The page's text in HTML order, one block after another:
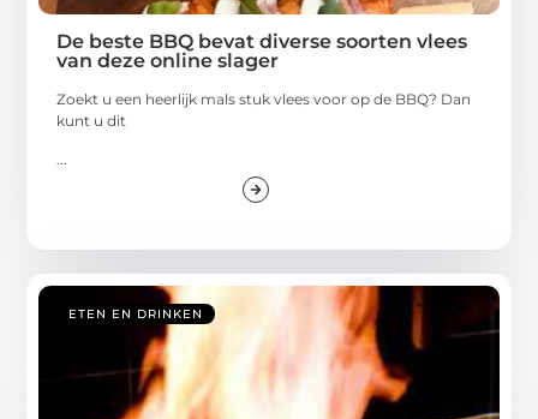
De beste BBQ bevat diverse soorten vlees
van deze online slager
Zoekt u een heerlijk mals stuk vlees voor op de BBQ? Dan
kunt u dit
...
ETEN EN DRINKEN